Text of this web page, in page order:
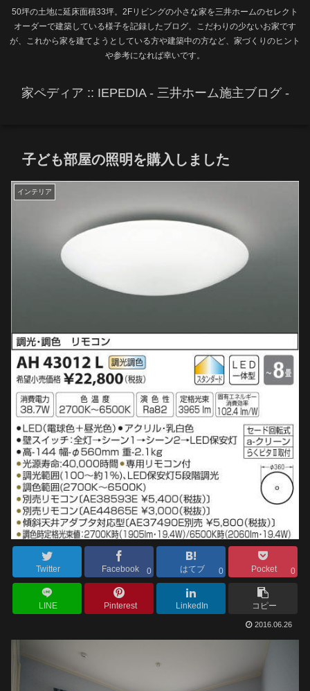
50坪の土地に延床面積33坪。2Fリビングの小さな家を三井ホームのセレクト
オーダーで建築している様子を記録したブログ。こだわりの少ないお家です
が、これから家を建てようとしている方や建築中の方など、家づくりのヒント
や参考になれば幸いです。
家ペディア :: IEPEDIA - 三井ホーム施主ブログ -
子ども部屋の照明を購入しました
インテリア
Twitter Facebook 0 はてブ 0 Pocket 0
LINE Pinterest LinkedIn コピー
2016.06.26